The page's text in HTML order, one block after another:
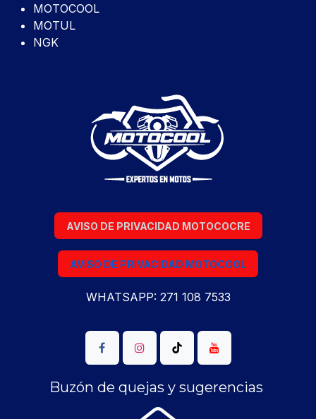
MOTOCOOL
MOTUL
NGK
AVISO DE PRIVACIDAD MOTOCOCRE
AVISO DE PRIVACIDAD MOTOCOOL
WHATSAPP: 271 108 7533
Buzón de quejas y sugerencias